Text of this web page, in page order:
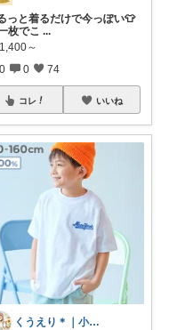
っと着るだけで今っぽい👕
枚でこ ...
1,400～
0 0 74
コレ いいね
くうえり＊｜小学生ママの便利グッズ